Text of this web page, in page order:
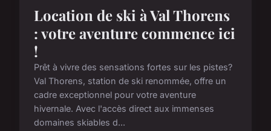
Location de ski à Val Thorens
: votre aventure commence ici
!
Prêt à vivre des sensations fortes sur les pistes?
Val Thorens, station de ski renommée, offre un
cadre exceptionnel pour votre aventure
hivernale. Avec l'accès direct aux immenses
domaines skiables d...